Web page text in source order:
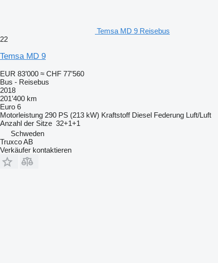
Temsa MD 9 Reisebus
22
Temsa MD 9
EUR 83’000 ≈ CHF 77’560
Bus - Reisebus
2018
201’400 km
Euro 6
Motorleistung 290 PS (213 kW) Kraftstoff Diesel Federung Luft/Luft
Anzahl der Sitze 32+1+1
Schweden
Truxco AB
Verkäufer kontaktieren